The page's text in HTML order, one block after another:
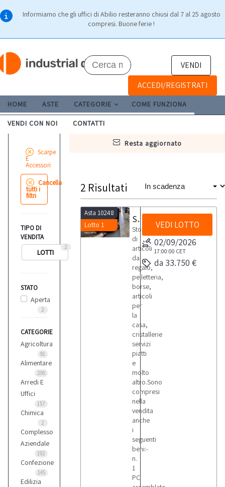
Informiamo che gli uffici di Abilio resteranno chiusi dal 7 al 25 agosto
compresi. Buone ferie !
VENDI
ACCEDI/REGISTRATI
HOME ASTE CATEGORIE COME FUNZIONA
VENDI CON NOI CONTATTI
resta aggiornato
Scarpe
E
Accessori
Cancella
tutti i
filtri
TIPO DI
VENDITA
2
LOTTI
STATO
Aperta
2
CATEGORIE
Agricoltura
91
Alimentare
295
Arredi E
Uffici
157
Chimica
2
Complesso
Aziendale
192
Confezione
145
Edilizia
2 Risultati
Asta 10248
Lotto 1
Stock di articoli da regalo e pelletteria
Stock
di
articoli
da
regalo,
pelletteria,
borse,
articoli
per
la
casa,
cristallerie
servizi
piatti
e
molto
altro.Sono
compresi
nella
vendita
anche
i
seguenti
beni:-
n.
1
PC
VEDI LOTTO
02/09/2026
17:00:00 CET
da 33.750 €